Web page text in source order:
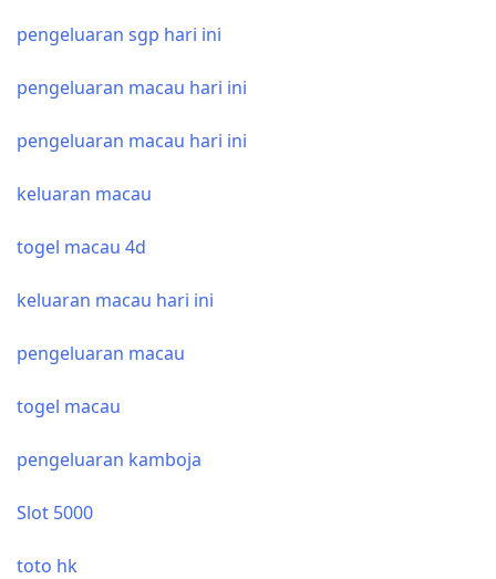
pengeluaran sgp hari ini
pengeluaran macau hari ini
pengeluaran macau hari ini
keluaran macau
togel macau 4d
keluaran macau hari ini
pengeluaran macau
togel macau
pengeluaran kamboja
Slot 5000
toto hk